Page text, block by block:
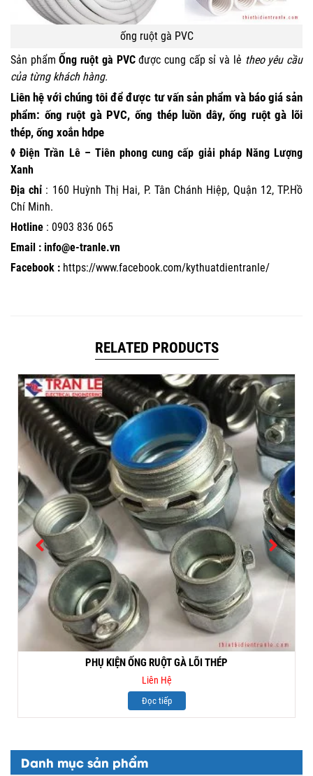
Danh mục sản phẩm
ống ruột gà PVC
Sản phẩmỐng ruột gà PVCđược cung cấp sỉ và lẻ theo yêu cầu
của từng khách hàng.
Liên hệ vớichúng tôi để được tư vấn sản phẩm và báo giá sản
phẩm: ống ruột gà PVC, ống thép luồn dây, ống ruột gà lõi
thép, ống xoắn hdpe
◊ Điện Trần Lê – Tiên phong cung cấp giải pháp Năng Lượng
Xanh
Địa chỉ : 160 Huỳnh Thị Hai, P. Tân Chánh Hiệp, Quận 12, TP.Hồ
Chí Minh.
Hotline : 0903 836 065
Email : info@e-tranle.vn
Facebook : https://www.facebook.com/kythuatdientranle/
RELATED PRODUCTS
PHỤ KIỆN ỐNG RUỘT GÀ LÕI THÉP
Liên Hệ
Đọc tiếp